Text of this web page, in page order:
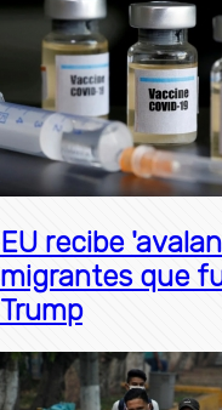
EU recibe
migrantes que
Trump